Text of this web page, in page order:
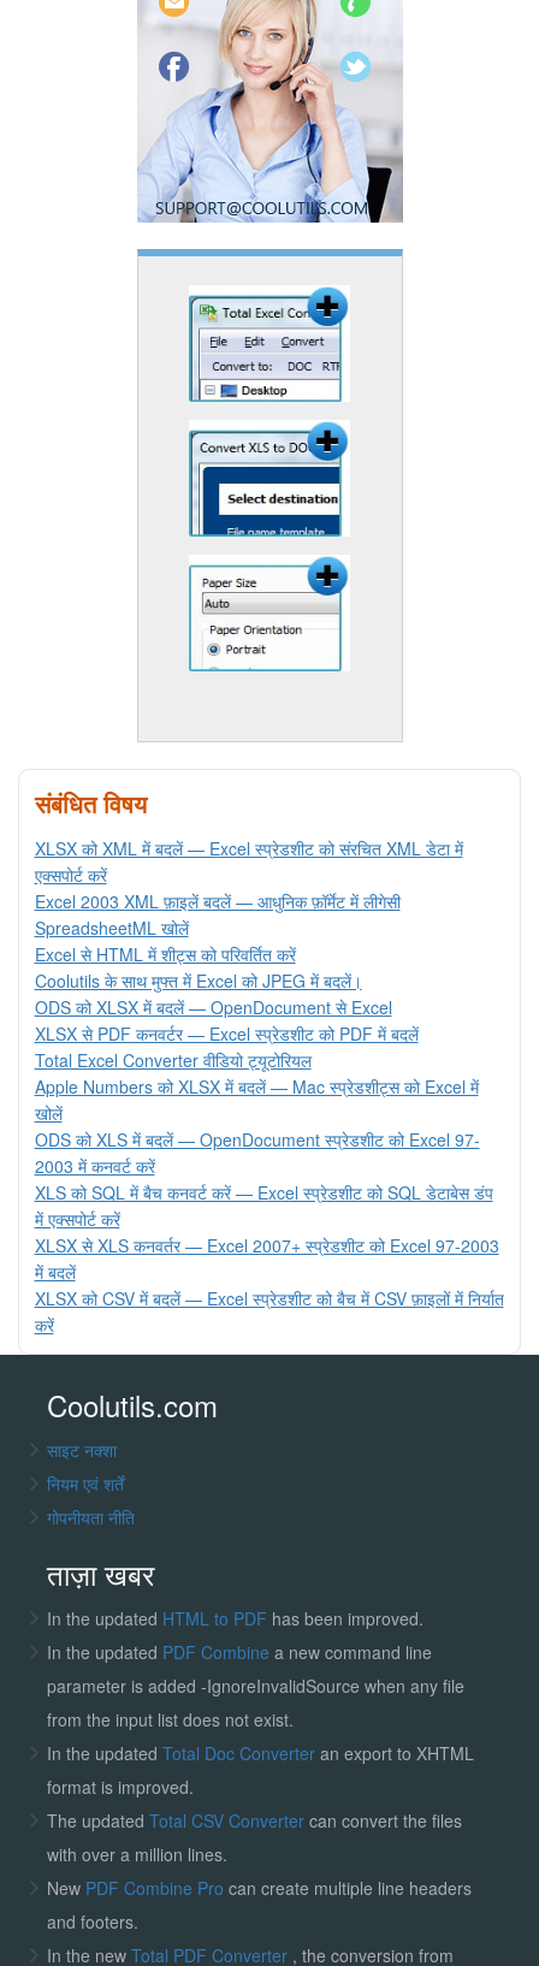
संबंधित विषय
XLSX को XML में बदलें — Excel स्प्रेडशीट को संरचित XML डेटा में
एक्सपोर्ट करें
Excel 2003 XML फ़ाइलें बदलें — आधुनिक फ़ॉर्मेट में लीगेसी
SpreadsheetML खोलें
Excel से HTML में शीट्स को परिवर्तित करें
Coolutils के साथ मुफ्त में Excel को JPEG में बदलें।
ODS को XLSX में बदलें — OpenDocument से Excel
XLSX से PDF कनवर्टर — Excel स्प्रेडशीट को PDF में बदलें
Total Excel Converter वीडियो ट्यूटोरियल
Apple Numbers को XLSX में बदलें — Mac स्प्रेडशीट्स को Excel में
खोलें
ODS को XLS में बदलें — OpenDocument स्प्रेडशीट को Excel 97-
2003 में कनवर्ट करें
XLS को SQL में बैच कनवर्ट करें — Excel स्प्रेडशीट को SQL डेटाबेस डंप
में एक्सपोर्ट करें
XLSX से XLS कनवर्तर — Excel 2007+ स्प्रेडशीट को Excel 97-2003
में बदलें
XLSX को CSV में बदलें — Excel स्प्रेडशीट को बैच में CSV फ़ाइलों में निर्यात
करें
Coolutils.com
साइट नक्शा
नियम एवं शर्तें
गोपनीयता नीति
ताज़ा खबर
In the updated HTML to PDF has been improved.
In the updated PDF Combine a new command line
parameter is added -IgnoreInvalidSource when any file
from the input list does not exist.
In the updated Total Doc Converter an export to XHTML
format is improved.
The updated Total CSV Convertercan convert the files
with over a million lines.
New PDF Combine Pro can create multiple line headers
and footers.
In the new Total PDF Converter , the conversion from